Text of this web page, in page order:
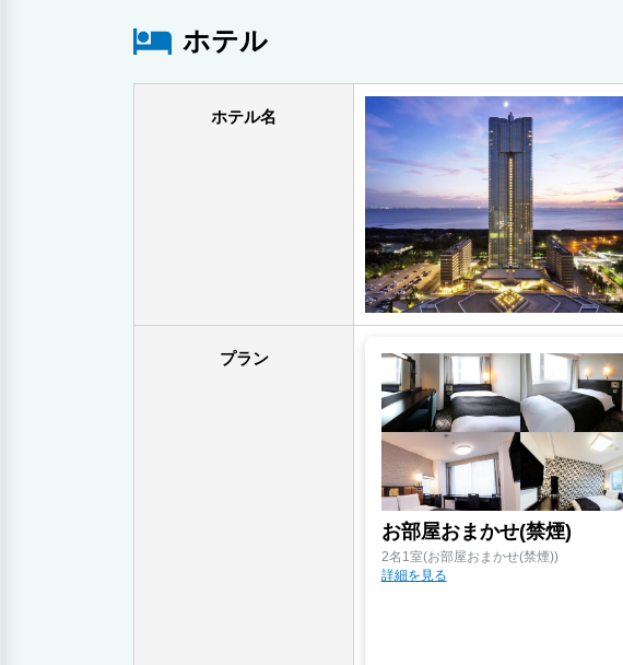
ホテル
ホテル名
プラン
お部屋おまかせ(禁煙)
2名1室(お部屋おまかせ(禁煙))
詳細を見る